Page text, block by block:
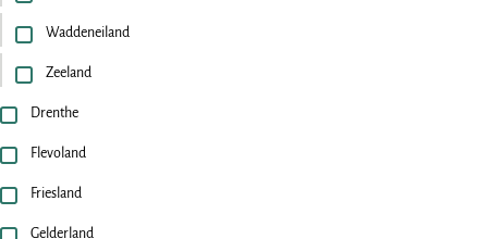
Waddeneiland
Zeeland
Drenthe
Flevoland
Friesland
Gelderland